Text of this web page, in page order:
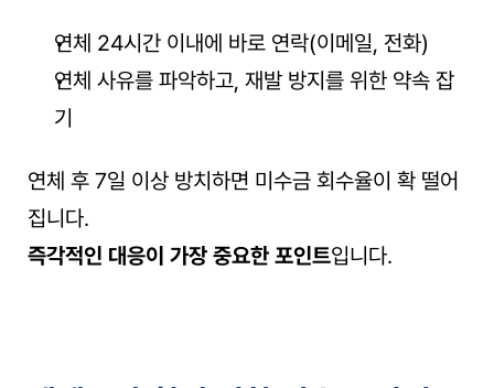
연체 24시간 이내에 바로 연락(이메일, 전화)
연체 사유를 파악하고, 재발 방지를 위한 약속 잡
기
연체 후 7일 이상 방치하면 미수금 회수율이 확 떨어
집니다.
즉각적인 대응이 가장 중요한 포인트입니다.